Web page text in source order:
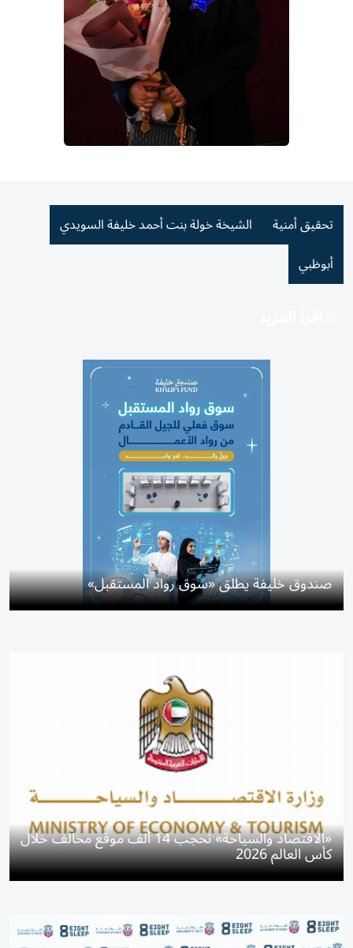
تحقيق أمنية
الشيخة خولة بنت أحمد خليفة السويدي
أبوظبي
صندوق خليفة يطلق «سوق رواد المستقبل»
«الاقتصاد والسياحة» تحجب 14 ألف موقع مخالف خلال
كأس العالم 2026